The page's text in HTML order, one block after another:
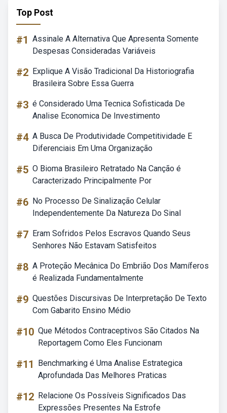
Top Post
#1 Assinale A Alternativa Que Apresenta Somente
Despesas Consideradas Variáveis
#2 Explique A Visão Tradicional Da Historiografia
Brasileira Sobre Essa Guerra
#3 é Considerado Uma Tecnica Sofisticada De
Analise Economica De Investimento
#4 A Busca De Produtividade Competitividade E
Diferenciais Em Uma Organização
#5 O Bioma Brasileiro Retratado Na Canção é
Caracterizado Principalmente Por
#6 No Processo De Sinalização Celular
Independentemente Da Natureza Do Sinal
#7 Eram Sofridos Pelos Escravos Quando Seus
Senhores Não Estavam Satisfeitos
#8 A Proteção Mecânica Do Embrião Dos Mamíferos
é Realizada Fundamentalmente
#9 Questões Discursivas De Interpretação De Texto
Com Gabarito Ensino Médio
#10 Que Métodos Contraceptivos São Citados Na
Reportagem Como Eles Funcionam
#11
Benchmarking é Uma Analise Estrategica
Aprofundada Das Melhores Praticas
#12 Relacione Os Possíveis Significados Das
Expressões Presentes Na Estrofe